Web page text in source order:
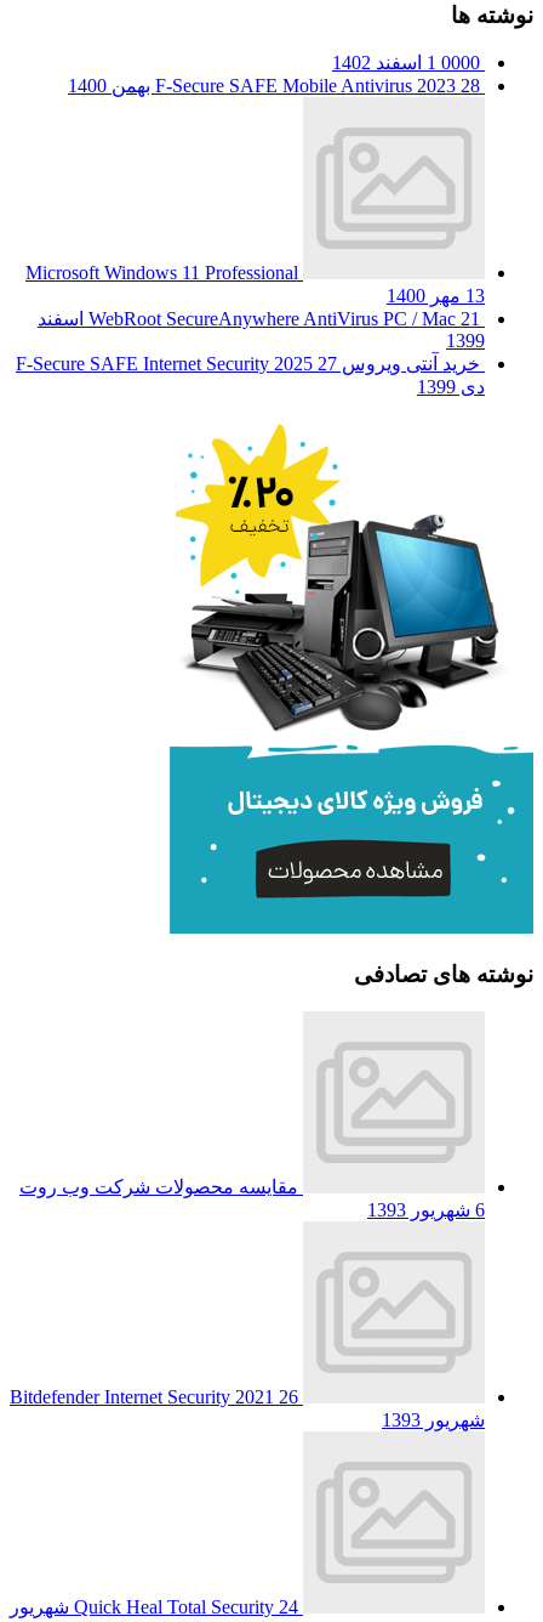
نوشته ها
0000 1 اسفند 1402
F-Secure SAFE Mobile Antivirus 2023 28 بهمن 1400
Microsoft Windows 11 Professional
13 مهر 1400
WebRoot SecureAnywhere AntiVirus PC / Mac 21 اسفند
1399
خرید آنتی ویروس F-Secure SAFE Internet Security 2025 27
دی 1399
نوشته های تصادفی
مقایسه محصولات شرکت وب روت
6 شهریور 1393
Bitdefender Internet Security 2021 26
شهریور 1393
Quick Heal Total Security 24 شهریور